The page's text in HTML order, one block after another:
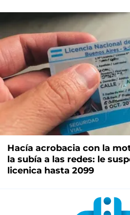
Hacía acrobacia con la
la subía a las redes: le
licenica hasta 2099